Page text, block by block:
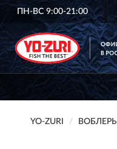
ПН-ВС 9:00-21:00
YO-ZURI ВОБЛЕРЫ